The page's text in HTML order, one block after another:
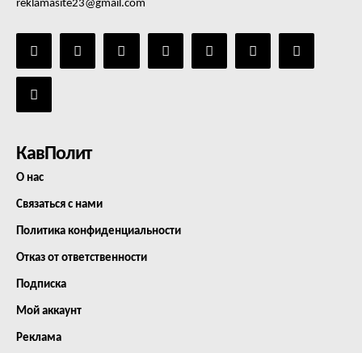
reklamasite23@gmail.com
КавПолит
О нас
Связаться с нами
Политика конфиденциальности
Отказ от ответственности
Подписка
Мой аккаунт
Реклама